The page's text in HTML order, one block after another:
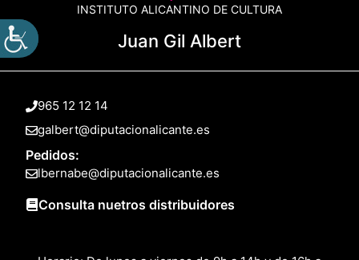
INSTITUTO ALICANTINO DE CULTURA
Juan Gil Albert
965 12 12 14
galbert@diputacionalicante.es
Pedidos:
lbernabe@diputacionalicante.es
Consulta nuetros distribuidores